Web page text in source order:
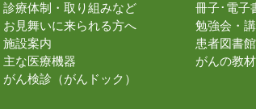
診療体制・取り組みなど
お見舞いに来られる方へ
施設案内
主な医療機器
がん検診（がんドック）
冊子･電子
勉強会・
患者図書
がんの教